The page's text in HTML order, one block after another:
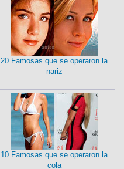
20 Famosas que se operaron la
nariz
10 Famosas que se operaron la
cola